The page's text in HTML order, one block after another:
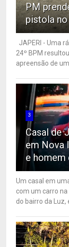
PM
pistola
JAPERI - Uma
24º BPM
apreensão de
3
Casal de
em Nova
e homem
Um casal em
com um carro
do bairro da Luz,